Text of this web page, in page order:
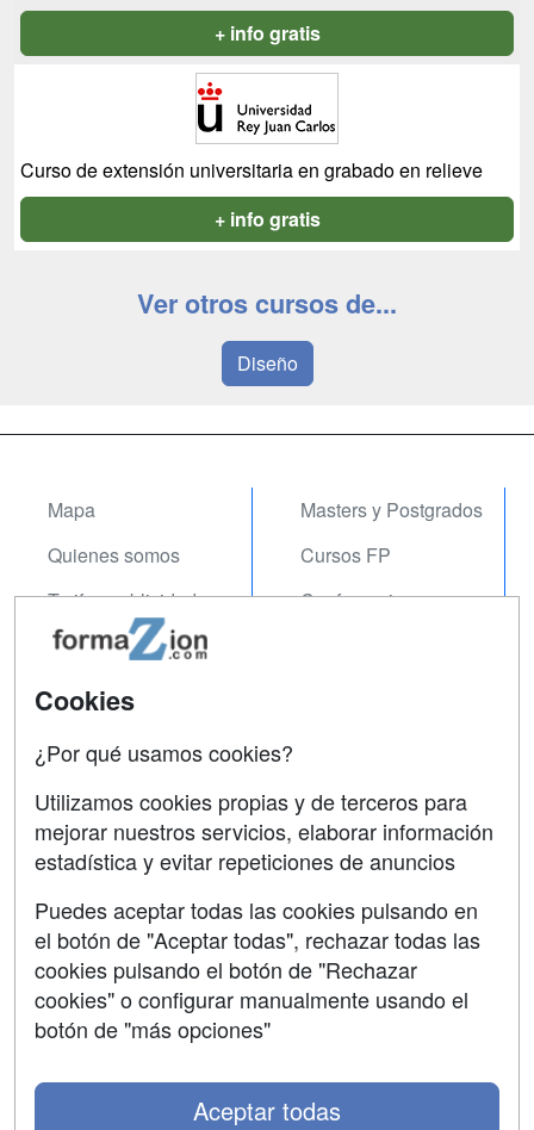
+ info gratis
Curso de extensión universitaria en grabado en relieve
+ info gratis
Ver otros cursos de...
Diseño
Mapa
Quienes somos
Tarifas publicidad
Acceso Usuarios
Acceso Centros
Masters y Postgrados
Cursos FP
Conferencias
Contactar
Confidencialidad
Aviso legal
Copyleft
Cookies
¿Por qué usamos cookies?
Utilizamos cookies propias y de terceros para
mejorar nuestros servicios, elaborar información
estadística y evitar repeticiones de anuncios
Puedes aceptar todas las cookies pulsando en
el botón de "Aceptar todas", rechazar todas las
cookies pulsando el botón de "Rechazar
cookies" o configurar manualmente usando el
botón de "más opciones"
Aceptar todas